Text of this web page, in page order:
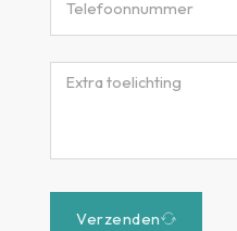
Verzenden